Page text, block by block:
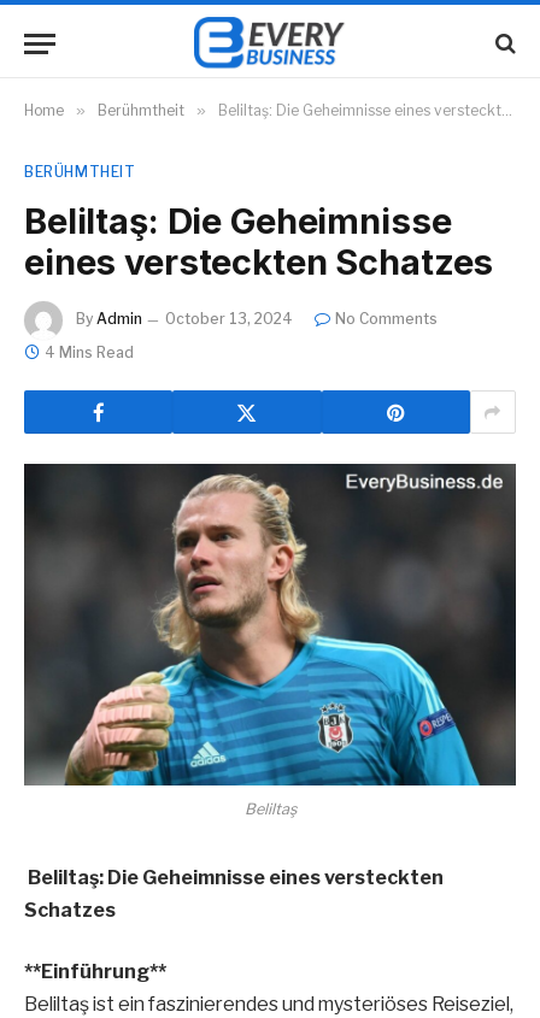
Home » Berühmtheit » Beliltaş: Die Geheimnisse eines versteckten Schatzes
BERÜHMTHEIT
Beliltaş: Die Geheimnisse
eines versteckten Schatzes
By Admin October 13, 2024
No Comments
4 Mins Read
Beliltaş
Beliltaş: Die Geheimnisse eines versteckten
Schatzes
**Einführung**
Beliltaş ist ein faszinierendes und mysteriöses Reiseziel,